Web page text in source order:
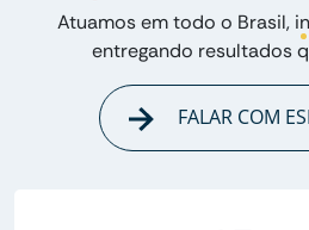
Atuamos em todo o Brasil,
entregando resultados
FALAR COM